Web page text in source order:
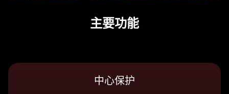
主要功能
中心保护